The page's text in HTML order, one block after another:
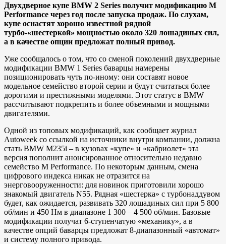
Двухдверное купе BMW 2 Series получит модификацию M
Performance через год после запуска продаж. По слухам,
купе оснастят хорошо известной рядной
турбо-«шестеркой» мощностью около 320 лошадиных сил,
а в качестве опции предложат полный привод.
Уже сообщалось о том, что со сменой поколений двухдверные
модификации BMW 1 Series баварцы намерены
позиционировать чуть по-иному: они составят новое
модельное семейство второй серии и будут считаться более
дорогими и престижными моделями. Этот статус в BMW
рассчитывают подкрепить и более объемными и мощными
двигателями.
Одной из топовых модификаций, как сообщает журнал
Autoweek со ссылкой на источники внутри компании, должна
стать BMW M235i – в кузовах «купе» и «кабриолет» эта
версия пополнит анонсированное относительно недавно
семейство M Performance. По некоторым данным, смена
цифрового индекса никак не отразится на
энерговооруженности: для новинок приготовили хорошо
знакомый двигатель N55. Рядная «шестерка» с турбонаддувом
будет, как ожидается, развивать 320 лошадиных сил при 5 800
об/мин и 450 Нм в диапазоне 1 300 – 4 500 об/мин. Базовые
модификации получат 6-ступенчатую «механику», а в
качестве опций баварцы предложат 8-диапазонный «автомат»
и систему полного привода.